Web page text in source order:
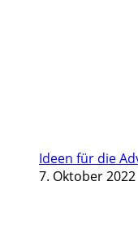
Ideen für die
7. Oktober 2022